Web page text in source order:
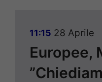
11:15 28 Aprile
Europee,